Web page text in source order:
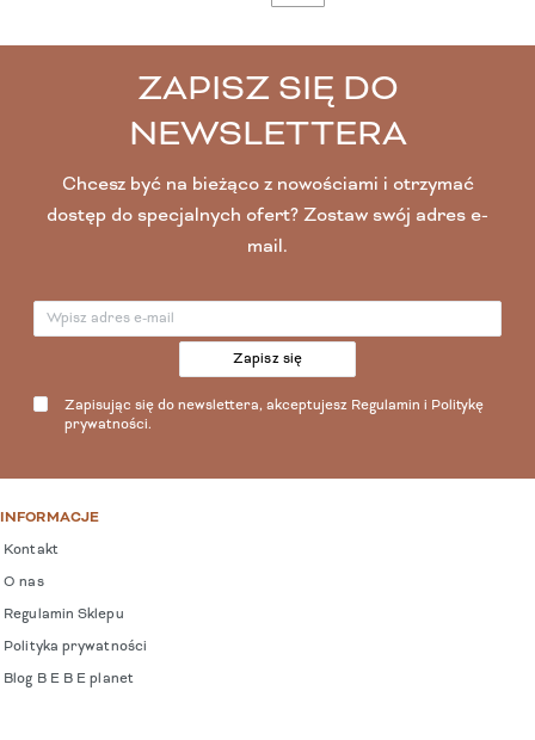
ZAPISZ SIĘ DO
NEWSLETTERA
Chcesz być na bieżąco z nowościami i otrzymać
dostęp do specjalnych ofert? Zostaw swój adres e-
mail.
Zapisz się
Zapisując się do newslettera, akceptujesz Regulamin i Politykę
prywatności.
INFORMACJE
Kontakt
O nas
Regulamin Sklepu
Polityka prywatności
Blog B E B E planet